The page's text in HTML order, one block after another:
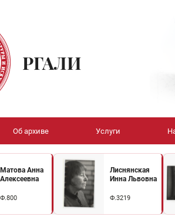
РГАЛИ
Об архиве Услуги
Матова Анна
Алексеевна
Ф.800
Лиснянская
Инна Львовна
Ф.3219